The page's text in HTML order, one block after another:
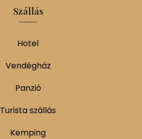
Szállás
Hotel
Vendégház
Panzió
Turista szállás
Kemping